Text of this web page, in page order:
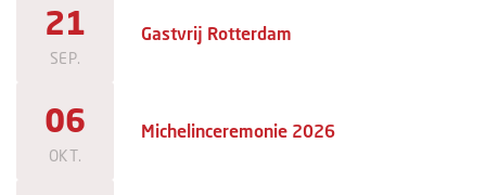
21
SEP.
Gastvrij Rotterdam
06
OKT.
Michelinceremonie 2026